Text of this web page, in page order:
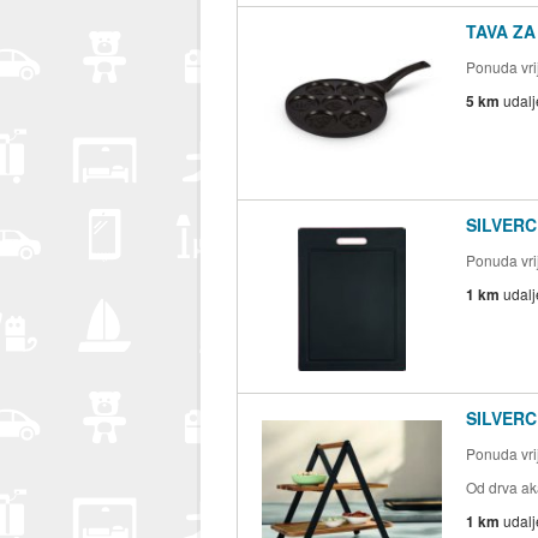
TAVA
Ponuda
5 km
Ponuda
1 km
Ponuda
Od drva
1 km